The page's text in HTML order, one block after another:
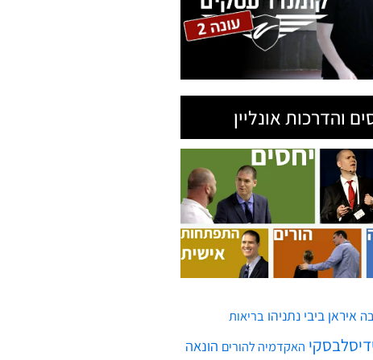
והדרכות אונליין
איראןביבי נתניהובריאות
האקדמיה להוריםהונאה
חיים חיסוניםחמאס טיל טילים
לרפא יחסיםמגפה מדינת ישראל